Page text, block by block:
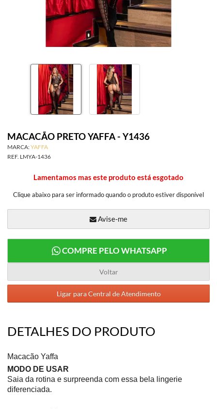
BRINCADEIRAS
MACACÃO PRETO YAFFA - Y1436
MARCA:YAFFA
REF. LMYA-1436
Lamentamos mas este produto está esgotado
Clique abaixo para ser informado quando o produto estiver disponível
Avise-me
COMPRE PELO WHATSAPP
Voltar
Ligar para Central de Atendimento
DETALHES DO PRODUTO
Macacão Yaffa
MODO DE USAR
Saia da rotina e surpreenda com essa bela lingerie
diferenciada.